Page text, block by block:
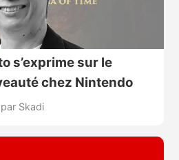
s’exprime sur le
chez Nintendo
par Skadi